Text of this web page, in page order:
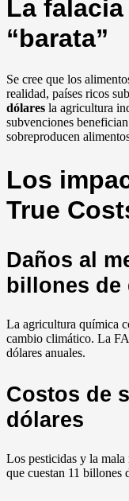
La
“barata”
Se cree que los
realidad, países ricos
dólares la agricultura
subvenciones
sobreproducen
Los
True
Daños al
billones de
La agricultura química
cambio climático. La
dólares anuales.
Costos de
dólares
Los pesticidas y la
que cuestan 11 billones